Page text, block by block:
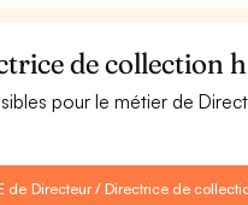
de collection
pour le métier de
de Directeur / Directrice de